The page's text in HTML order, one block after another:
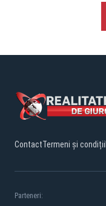
ContactTermeni și condiții
Parteneri: